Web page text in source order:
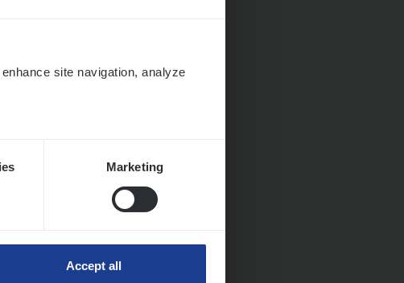
site navigation, analyze
Marketing
Accept all